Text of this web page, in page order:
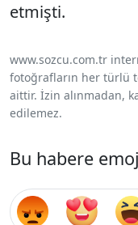
etmişti.
www.sozcu.com.tr
fotoğrafların her türlü
aittir. İzin alınmadan,
edilemez.
Bu habere